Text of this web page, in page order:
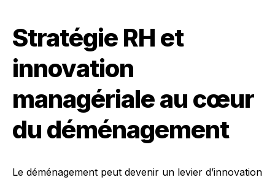
Stratégie RH et
innovation
managériale au cœur
du déménagement
Le déménagement peut devenir un levier d’innovation